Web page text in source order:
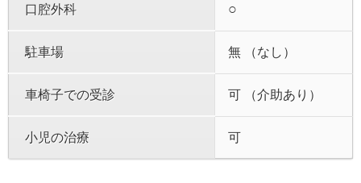
口腔外科 ○
駐車場 無 （なし）
車椅子での受診 可 （介助あり）
小児の治療 可